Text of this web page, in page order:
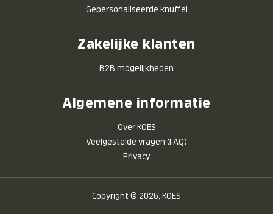
Gepersonaliseerde knuffel
Zakelijke klanten
B2B mogelijkheden
Algemene informatie
Over KOES
Veelgestelde vragen (FAQ)
Privacy
Copyright © 2026, KOES